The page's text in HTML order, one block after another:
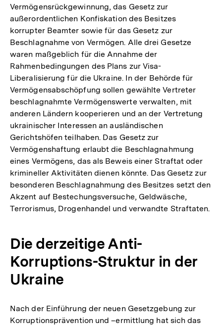
Vermögensrückgewinnung, das Gesetz zur
außerordentlichen Konfiskation des Besitzes
korrupter Beamter sowie für das Gesetz zur
Beschlagnahme von Vermögen. Alle drei Gesetze
waren maßgeblich für die Annahme der
Rahmenbedingungen des Plans zur Visa-
Liberalisierung für die Ukraine. In der Behörde für
Vermögensabschöpfung sollen gewählte Vertreter
beschlagnahmte Vermögenswerte verwalten, mit
anderen Ländern kooperieren und an der Vertretung
ukrainischer Interessen an ausländischen
Gerichtshöfen teilhaben. Das Gesetz zur
Vermögenshaftung erlaubt die Beschlagnahmung
eines Vermögens, das als Beweis einer Straftat oder
krimineller Aktivitäten dienen könnte. Das Gesetz zur
besonderen Beschlagnahmung des Besitzes setzt den
Akzent auf Bestechungsversuche, Geldwäsche,
Terrorismus, Drogenhandel und verwandte Straftaten.
Die derzeitige Anti-
Korruptions-Struktur in der
Ukraine
Nach der Einführung der neuen Gesetzgebung zur
Korruptionsprävention und –ermittlung hat sich das